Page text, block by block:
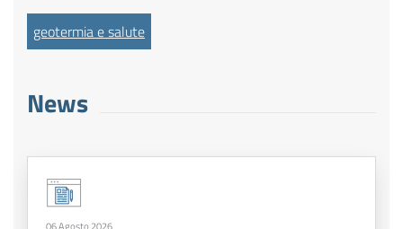
geotermia e salute
News